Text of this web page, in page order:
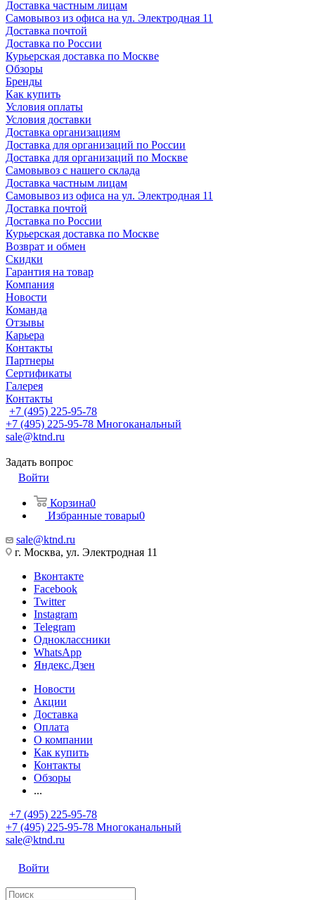
Доставка частным лицам
Самовывоз из офиса на ул. Электродная 11
Доставка почтой
Доставка по России
Курьерская доставка по Москве
Обзоры
Бренды
Как купить
Условия оплаты
Условия доставки
Доставка организациям
Доставка для организаций по России
Доставка для организаций по Москве
Самовывоз с нашего склада
Доставка частным лицам
Самовывоз из офиса на ул. Электродная 11
Доставка почтой
Доставка по России
Курьерская доставка по Москве
Возврат и обмен
Скидки
Гарантия на товар
Компания
Новости
Команда
Отзывы
Карьера
Контакты
Партнеры
Сертификаты
Галерея
Контакты
+7 (495) 225-95-78
+7 (495) 225-95-78 Многоканальный
sale@ktnd.ru
Задать вопрос
Войти
Корзина0
Избранные товары0
sale@ktnd.ru
г. Москва, ул. Электродная 11
Вконтакте
Facebook
Twitter
Instagram
Telegram
Одноклассники
WhatsApp
Яндекс.Дзен
Новости
Акции
Доставка
Оплата
О компании
Как купить
Контакты
Обзоры
...
+7 (495) 225-95-78
+7 (495) 225-95-78 Многоканальный
sale@ktnd.ru
Войти